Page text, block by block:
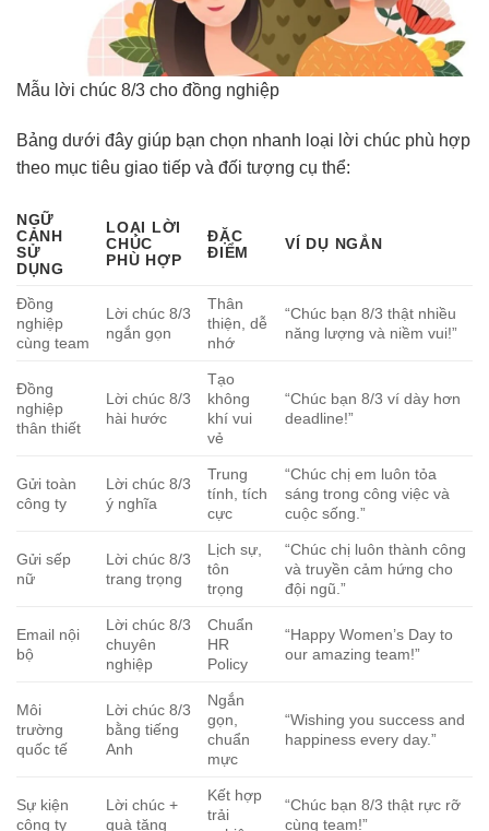
Mẫu lời chúc 8/3 cho đồng nghiệp
Bảng dưới đây giúp bạn chọn nhanh loại lời chúc phù hợp
theo mục tiêu giao tiếp và đối tượng cụ thể:
NGỮ
CẢNH
SỬ
DỤNG
LOẠI LỜI
CHÚC
PHÙ HỢP
ĐẶC
ĐIỂM
VÍ DỤ NGẮN
Đồng
nghiệp
cùng team
Lời chúc 8/3
ngắn gọn
Thân
thiện, dễ
nhớ
“Chúc bạn 8/3 thật nhiều
năng lượng và niềm vui!”
Đồng
nghiệp
thân thiết
Lời chúc 8/3
hài hước
Tạo
không
khí vui
vẻ
“Chúc bạn 8/3 ví dày hơn
deadline!”
Gửi toàn
công ty
Lời chúc 8/3
ý nghĩa
Trung
tính, tích
cực
“Chúc chị em luôn tỏa
sáng trong công việc và
cuộc sống.”
Gửi sếp
nữ
Lời chúc 8/3
trang trọng
Lịch sự,
tôn
trọng
“Chúc chị luôn thành công
và truyền cảm hứng cho
đội ngũ.”
Email nội
bộ
Lời chúc 8/3
chuyên
nghiệp
Chuẩn
HR
Policy
“Happy Women’s Day to
our amazing team!”
Môi
trường
quốc tế
Lời chúc 8/3
bằng tiếng
Anh
Ngắn
gọn,
chuẩn
mực
“Wishing you success and
happiness every day.”
Sự kiện
công ty
Lời chúc +
quà tặng
Kết hợp
trải
“Chúc bạn 8/3 thật rực rỡ
cùng team!”